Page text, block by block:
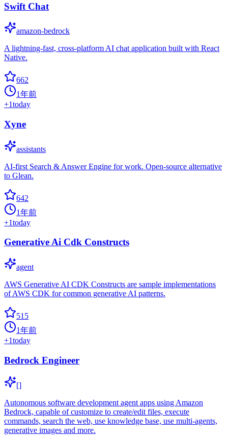
Swift Chat
amazon-bedrock
A lightning-fast, cross-platform AI chat application built with React
Native.
662
1年前
+1today
Xyne
assistants
AI-first Search & Answer Engine for work. Open-source alternative
to Glean.
642
1年前
+1today
Generative Ai Cdk Constructs
agent
AWS Generative AI CDK Constructs are sample implementations
of AWS CDK for common generative AI patterns.
515
1年前
+1today
Bedrock Engineer
[]
Autonomous software development agent apps using Amazon
Bedrock, capable of customize to create/edit files, execute
commands, search the web, use knowledge base, use multi-agents,
generative images and more.